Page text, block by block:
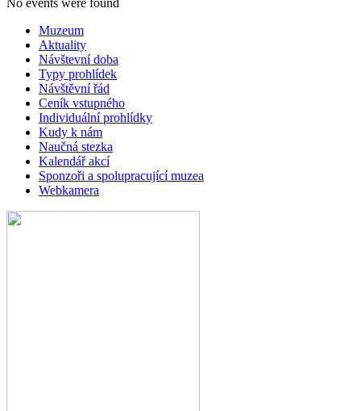
Muzeum
Aktuality
Návštevní doba
Typy prohlídek
Návštěvní řád
Ceník vstupného
Individuální prohlídky
Kudy k nám
Naučná stezka
Kalendář akcí
Sponzoři a spolupracující muzea
Webkamera